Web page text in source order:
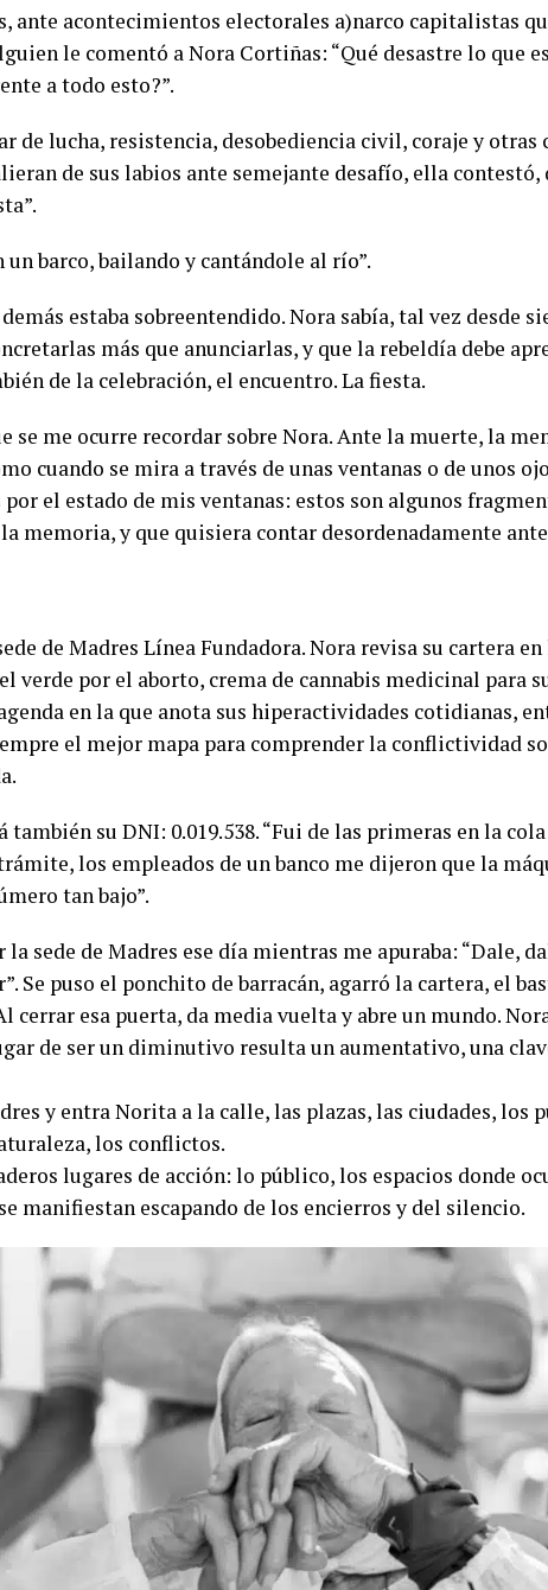
ante acontecimientos electorales a)narco capitalistas
le comentó a Nora Cortiñas: “Qué desastre lo que
a todo esto?”.
de lucha, resistencia, desobediencia civil, coraje y otras
de sus labios ante semejante desafío, ella contestó,
un barco, bailando y cantándole al río”.
estaba sobreentendido. Nora sabía, tal vez desde
más que anunciarlas, y que la rebeldía debe
de la celebración, el encuentro. La fiesta.
se me ocurre recordar sobre Nora. Ante la muerte, la
cuando se mira a través de unas ventanas o de unos
por el estado de mis ventanas: estos son algunos
memoria, y que quisiera contar desordenadamente
de Madres Línea Fundadora. Nora revisa su cartera
verde por el aborto, crema de cannabis medicinal para
en la que anota sus hiperactividades cotidianas,
el mejor mapa para comprender la conflictividad
también su DNI: 0.019.538. “Fui de las primeras en la
los empleados de un banco me dijeron que la
tan bajo”.
la sede de Madres ese día mientras me apuraba: “Dale,
Se puso el ponchito de barracán, agarró la cartera, el
cerrar esa puerta, da media vuelta y abre un mundo.
de ser un diminutivo resulta un aumentativo, una
y entra Norita a la calle, las plazas, las ciudades, los
los conflictos.
lugares de acción: lo público, los espacios donde
manifiestan escapando de los encierros y del silencio.